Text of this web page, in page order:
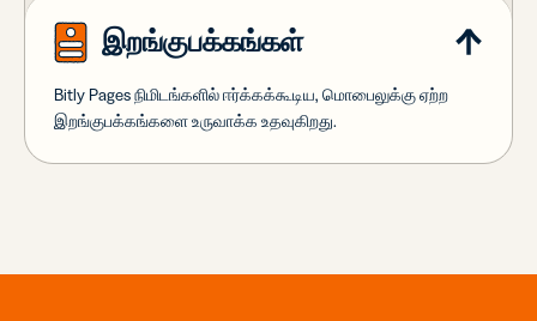
இறங்குபக்கங்கள்
Bitly Pages நிமிடங்களில் ஈர்க்கக்கூடிய, மொபைலுக்கு ஏற்ற
இறங்குபக்கங்களை உருவாக்க உதவுகிறது.